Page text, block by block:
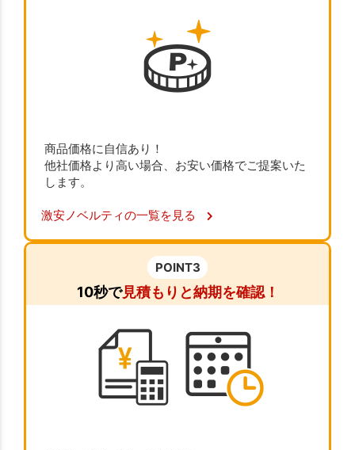
商品価格に自信あり！
他社価格より高い場合、お安い価格でご提案いた
します。
激安ノベルティの一覧を見る
POINT3
10秒で見積もりと納期を確認！